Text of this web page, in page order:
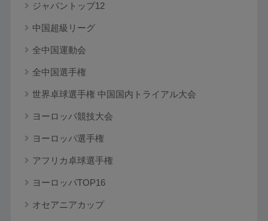
ジャパントップ12
中国超級リーグ
全中国運動会
全中国選手権
世界卓球選手権 中国国内トライアル大会
ヨーロッパ競技大会
ヨーロッパ選手権
アフリカ卓球選手権
ヨーロッパTOP16
オセアニアカップ